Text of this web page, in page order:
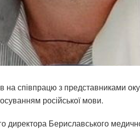
співпрацю з представниками
російської мови.
директора Бериславського